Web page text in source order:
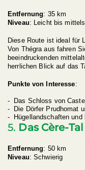
Entfernung: 35 km
Niveau: Leicht bis
Diese Route ist ideal für
Von Thégra aus fahren
beeindruckenden
herrlichen Blick auf das
Punkte von Interesse:
Das Schloss von
Die Dörfer Prudhomat
Hügellandschaften
5. Das Cère-
Entfernung: 50 km
Niveau: Schwierig